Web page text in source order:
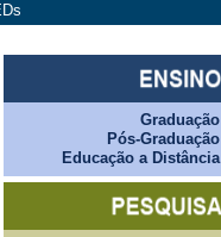
Graduação
Pós-Graduação
Educação a Distância